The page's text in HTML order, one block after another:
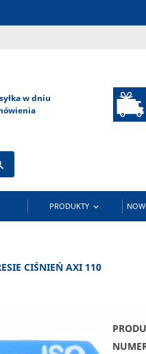
w dniu
PRODUKTY 
CIŚNIEŃ AXI 110